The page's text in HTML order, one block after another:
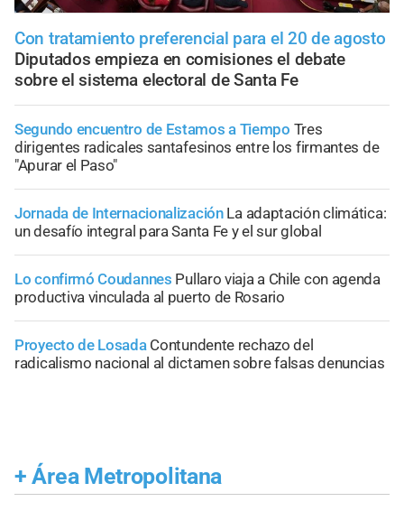
Con tratamiento preferencial para el 20 de agosto
Diputados empieza en comisiones el debate
sobre el sistema electoral de Santa Fe
Segundo encuentro de Estamos a Tiempo Tres
dirigentes radicales santafesinos entre los firmantes de
"Apurar el Paso"
Jornada de Internacionalización La adaptación climática:
un desafío integral para Santa Fe y el sur global
Lo confirmó Coudannes Pullaro viaja a Chile con agenda
productiva vinculada al puerto de Rosario
Proyecto de Losada Contundente rechazo del
radicalismo nacional al dictamen sobre falsas denuncias
+ Área Metropolitana